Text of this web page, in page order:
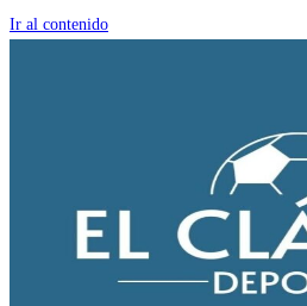
Ir al contenido